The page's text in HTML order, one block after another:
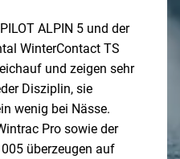
ALPIN 5 und der
WinterContact TS
und zeigen sehr
Disziplin, sie
wenig bei Nässe.
Pro sowie der
überzeugen auf